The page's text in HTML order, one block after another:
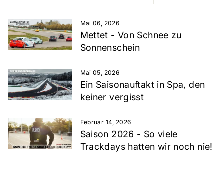
Mai 06, 2026
Mettet - Von Schnee zu
Sonnenschein
Mai 05, 2026
Ein Saisonauftakt in Spa, den
keiner vergisst
Februar 14, 2026
Saison 2026 - So viele
Trackdays hatten wir noch nie!